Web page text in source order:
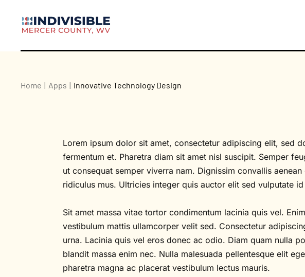
Home Apps Innovative Technology Design
Lorem ipsum dolor sit amet, consectetur adipiscing elit, sed
fermentum et. Pharetra diam sit amet nisl suscipit. Semper
ut consequat semper viverra nam. Dignissim convallis
ridiculus mus. Ultricies integer quis auctor elit sed vulputate
Sit amet massa vitae tortor condimentum lacinia quis vel.
vestibulum mattis ullamcorper velit sed. Consectetur
urna. Lacinia quis vel eros donec ac odio. Diam quam nulla
blandit massa enim nec. Nulla malesuada pellentesque elit
pharetra magna ac placerat vestibulum lectus mauris.